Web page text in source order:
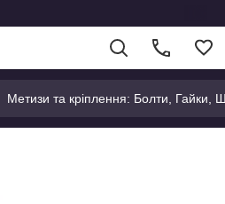
Метизи та кріплення: Болти, Гайки,